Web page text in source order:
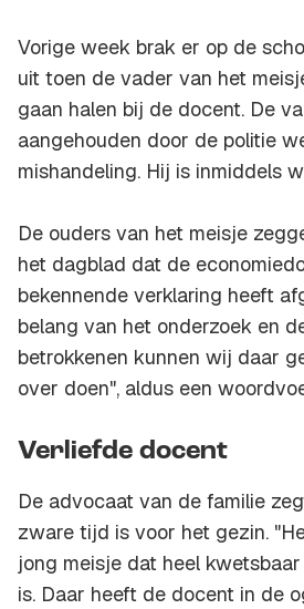
Vorige week brak er op de
uit toen de vader van het
gaan halen bij de docent. De
aangehouden door de politie
mishandeling. Hij is inmiddels
De ouders van het meisje
het dagblad dat de
bekennende verklaring heeft
belang van het onderzoek en
betrokkenen kunnen wij daar
over doen", aldus een
Verliefde docent
De advocaat van de familie
zware tijd is voor het gezin.
jong meisje dat heel
is. Daar heeft de docent in de